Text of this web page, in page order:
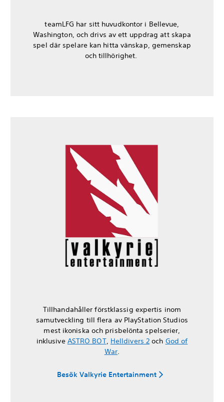
teamLFG har sitt huvudkontor i Bellevue,
Washington, och drivs av ett uppdrag att skapa
spel där spelare kan hitta vänskap, gemenskap
och tillhörighet.
Tillhandahåller förstklassig expertis inom
samutveckling till flera av PlayStation Studios
mest ikoniska och prisbelönta spelserier,
inklusive ASTRO BOT, Helldivers 2 och God of
War.
Besök Valkyrie Entertainment